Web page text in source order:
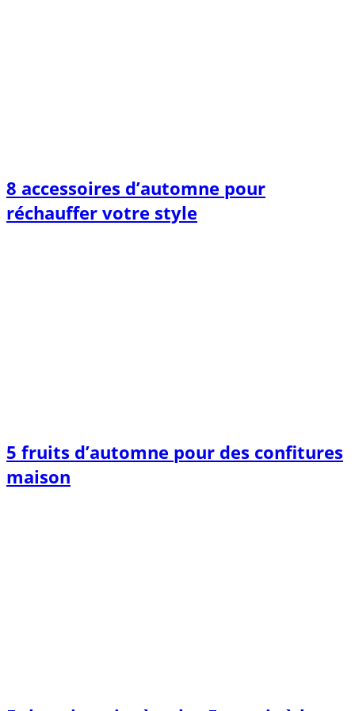
8 accessoires d’automne pour
réchauffer votre style
5 fruits d’automne pour des confitures
maison